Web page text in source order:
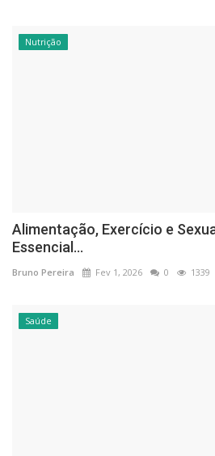
Nutrição
Alimentação, Exercício e
Essencial...
Bruno Pereira Fev 1, 2026 0 1339
Saúde